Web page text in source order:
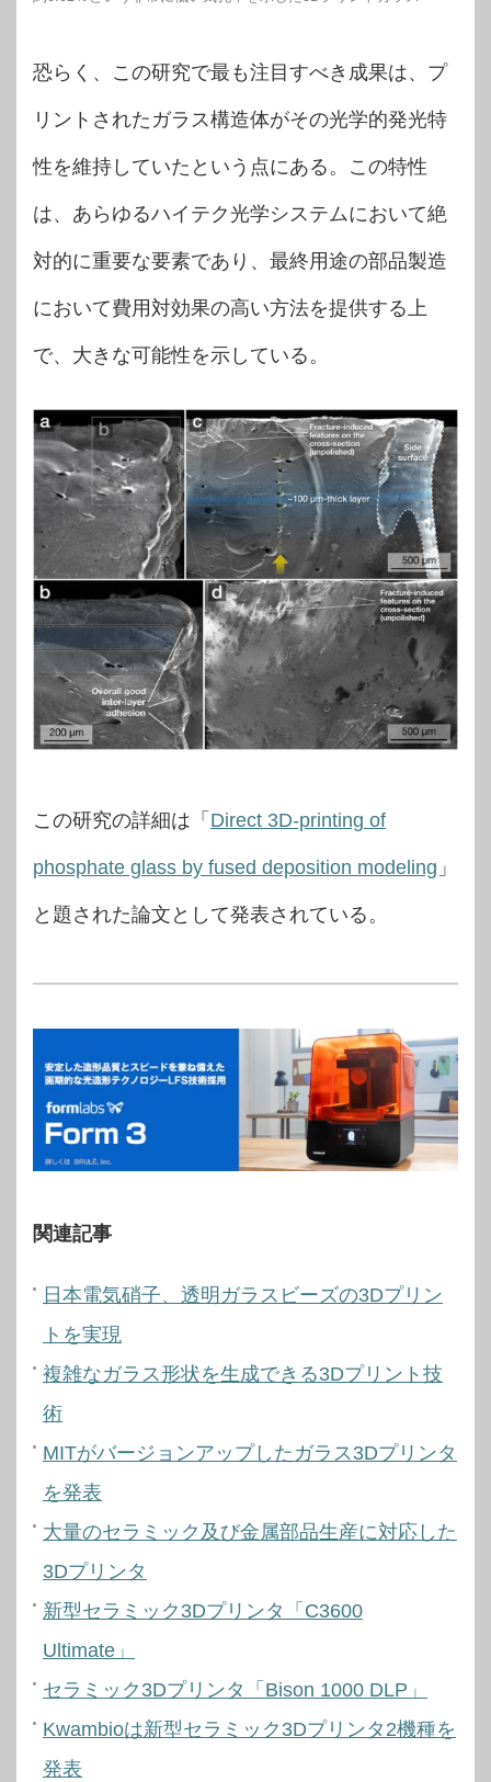
恐らく、この研究で最も注目すべき成果は、プ
リントされたガラス構造体がその光学的発光特
性を維持していたという点にある。この特性
は、あらゆるハイテク光学システムにおいて絶
対的に重要な要素であり、最終用途の部品製造
において費用対効果の高い方法を提供する上
で、大きな可能性を示している。
この研究の詳細は「 Direct 3D-printing of
phosphate glass by fused deposition modeling 」
と題された論文として発表されている。
関連記事
日本電気硝子、透明ガラスビーズの3Dプリン
トを実現
複雑なガラス形状を生成できる3Dプリント技
術
MITがバージョンアップしたガラス3Dプリンタ
を発表
大量のセラミック及び金属部品生産に対応した
3Dプリンタ
新型セラミック3Dプリンタ「C3600
Ultimate」
セラミック3Dプリンタ「Bison 1000 DLP」
Kwambioは新型セラミック3Dプリンタ2機種を
発表